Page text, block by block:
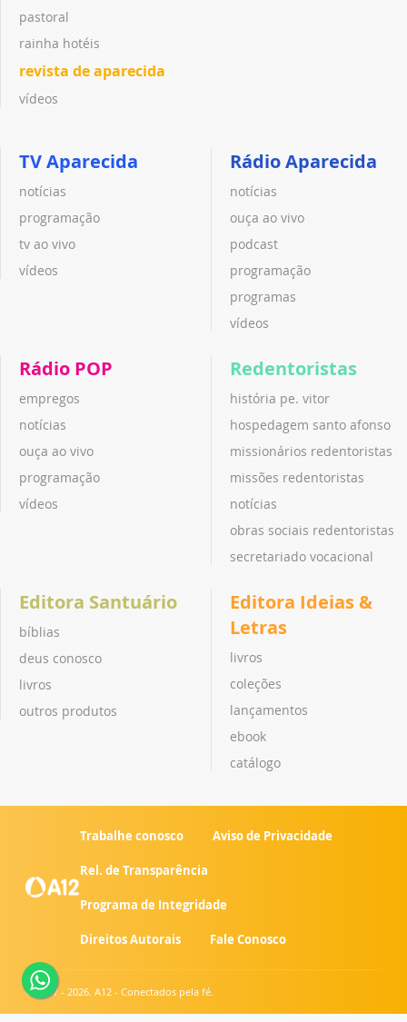
pastoral
rainha hotéis
revista de aparecida
vídeos
TV Aparecida
notícias
programação
tv ao vivo
vídeos
Rádio Aparecida
notícias
ouça ao vivo
podcast
programação
programas
vídeos
Rádio POP
empregos
notícias
ouça ao vivo
programação
vídeos
Redentoristas
história pe. vitor
hospedagem santo afonso
missionários redentoristas
missões redentoristas
notícias
obras sociais redentoristas
secretariado vocacional
Editora Santuário
bíblias
deus conosco
livros
outros produtos
Editora Ideias &
Letras
livros
coleções
lançamentos
ebook
catálogo
Trabalhe conosco Aviso de Privacidade
Rel. de Transparência
Programa de Integridade
Direitos Autorais Fale Conosco
© 2007 - 2026. A12 - Conectados pela fé.